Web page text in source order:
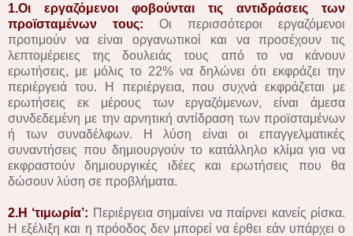
1.Οι εργαζόμενοι φοβούνται τις αντιδράσεις των
προϊσταμένων τους: Οι περισσότεροι εργαζόμενοι
προτιμούν να είναι οργανωτικοί και να προσέχουν τις
λεπτομέρειες της δουλειάς τους από το να κάνουν
ερωτήσεις, με μόλις το 22% να δηλώνει ότι εκφράζει την
περιέργειά του. Η περιέργεια, που συχνά εκφράζεται με
ερωτήσεις εκ μέρους των εργαζόμενων, είναι άμεσα
συνδεδεμένη με την αρνητική αντίδραση των προϊσταμένων
ή των συναδέλφων. Η λύση είναι οι επαγγελματικές
συναντήσεις που δημιουργούν το κατάλληλο κλίμα για να
εκφραστούν δημιουργικές ιδέες και ερωτήσεις που θα
δώσουν λύση σε προβλήματα.
2.Η ‘τιμωρία’: Περιέργεια σημαίνει να παίρνει κανείς ρίσκα.
Η εξέλιξη και η πρόοδος δεν μπορεί να έρθει εάν υπάρχει ο